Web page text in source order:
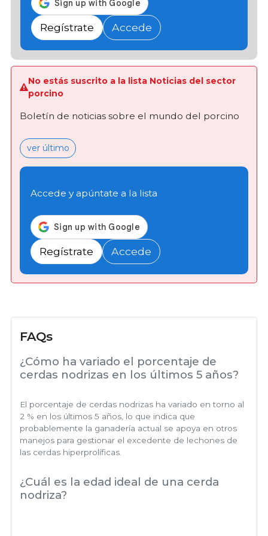
Regístrate Accede
No estás suscrito a la lista Noticias del sector
porcino
Boletín de noticias sobre el mundo del porcino
ver último
Accede y apúntate a la lista
Regístrate Accede
FAQs
¿Cómo ha variado el porcentaje de
cerdas nodrizas en los últimos 5 años?
El porcentaje de cerdas nodrizas ha variado en torno al
2 % en los últimos 5 años, lo que indica que
probablemente la ganadería actual se apoya en otros
manejos para gestionar el excedente de lechones de
las cerdas hiperprolíficas.
¿Cuál es la edad ideal de una cerda
nodriza?